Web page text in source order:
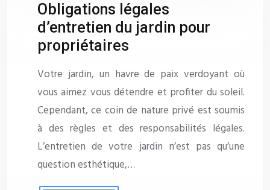
Obligations légales
d’entretien du jardin pour
propriétaires
Votre jardin, un havre de paix verdoyant où
vous aimez vous détendre et profiter du soleil.
Cependant, ce coin de nature privé est soumis
à des règles et des responsabilités légales.
L’entretien de votre jardin n’est pas qu’une
question esthétique,…